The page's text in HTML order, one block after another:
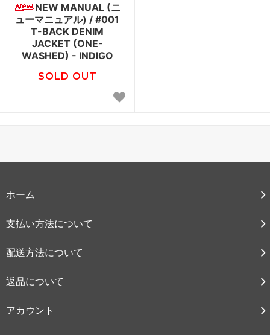
NEW MANUAL (ニ
ューマニュアル) / #001
T-BACK DENIM
JACKET (ONE-
WASHED) - INDIGO
SOLD OUT
ホーム
支払い方法について
配送方法について
返品について
アカウント